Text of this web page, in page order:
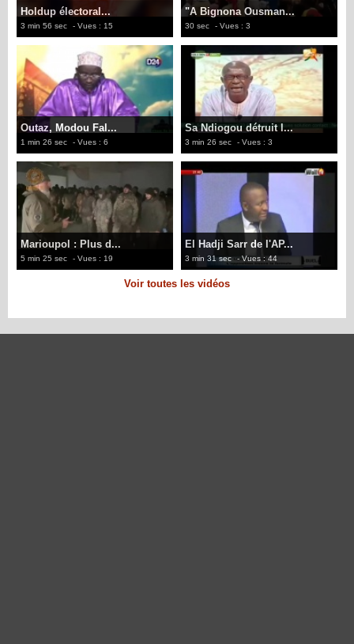
Holdup électoral...
3 min 56 sec - Vues : 15
"A Bignona Ousman...
30 sec - Vues : 3
Outaz, Modou Fal...
1 min 26 sec - Vues : 6
Sa Ndiogou détruit l...
3 min 26 sec - Vues : 3
Marioupol : Plus d...
5 min 25 sec - Vues : 19
El Hadji Sarr de l'AP...
3 min 31 sec - Vues : 44
Voir toutes les vidéos